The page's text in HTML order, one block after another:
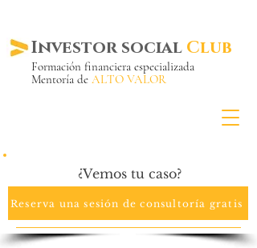
Investor social Club
Formación financiera especializada
Mentoría de ALTO VALOR
¿Vemos tu caso?
Reserva una sesión de consultoría gratis